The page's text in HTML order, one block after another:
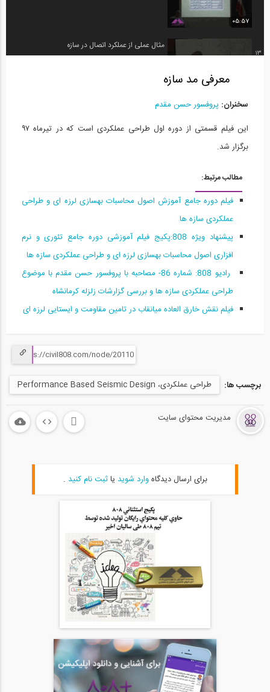
05:57
13
مثال عملی از عملکرد اتصال در سازه
ویدیوکست داستان من- شماره 1: داستان...
2:19:00
قسمتی از فیلم معرفی بخش نرم افزاری دوره...
19
59
قسمتی از فیلم معرفی بخش نرم افزاری دوره...
04:49
معیار پذیرش رفتاری در قاب خمشی فولادی
فیلم کامل ورکشاپ بهسازی لرزه ای در قالب...
معرفی مد سازه
سخنران: پروفسور حسن مقدم
این فیلم قسمتی از دوره اول طراحی عملکردی است که در تیرماه ۹۷
برگزار شد.
مطالب مرتبط:
فیلم دوره جامع آموزش اصول محاسبات بهسازی لرزه ای و طراحی
عملکردی سازه ها
پیشنهاد ویژه 808:پکیج فیلم آموزشی دوره جامع تئوری و نرم
افزاری اصول محاسبات بهسازی لرزه ای و طراحی عملکردی سازه ها
راديو 808: شماره 86- مصاحبه با پروفسور حسن مقدم با موضوع
طراحی عملكردی سازه ها و بررسی گزارشات زلزله كرمانشاه
فیلم نقش خارق العاده میانقاب در تامین مقاومت و ایستایی لرزه ای
برچسب ها: طراحی عملکردی، Performance Based Seismic Design
مدیریت محتوای سایت
برای ارسال دیدگاهوارد شوید یاثبت نام کنید .